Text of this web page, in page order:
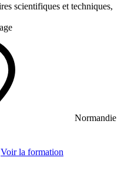
scientifiques et techniques,
Normandie
Voir la formation